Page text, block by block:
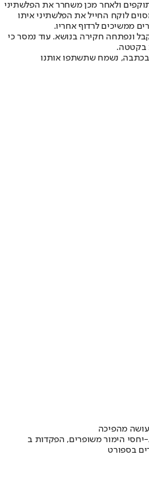
ולאחר מכן משחרר את הפלשתיני
לוקח החייל את הפלשתיני איתו
ממשיכים לרדוף אחריו.
ונפתחה חקירה בנושא. עוד נמסר כי
בקטטה.
נשמח שתשתפו אותנו
בספורט